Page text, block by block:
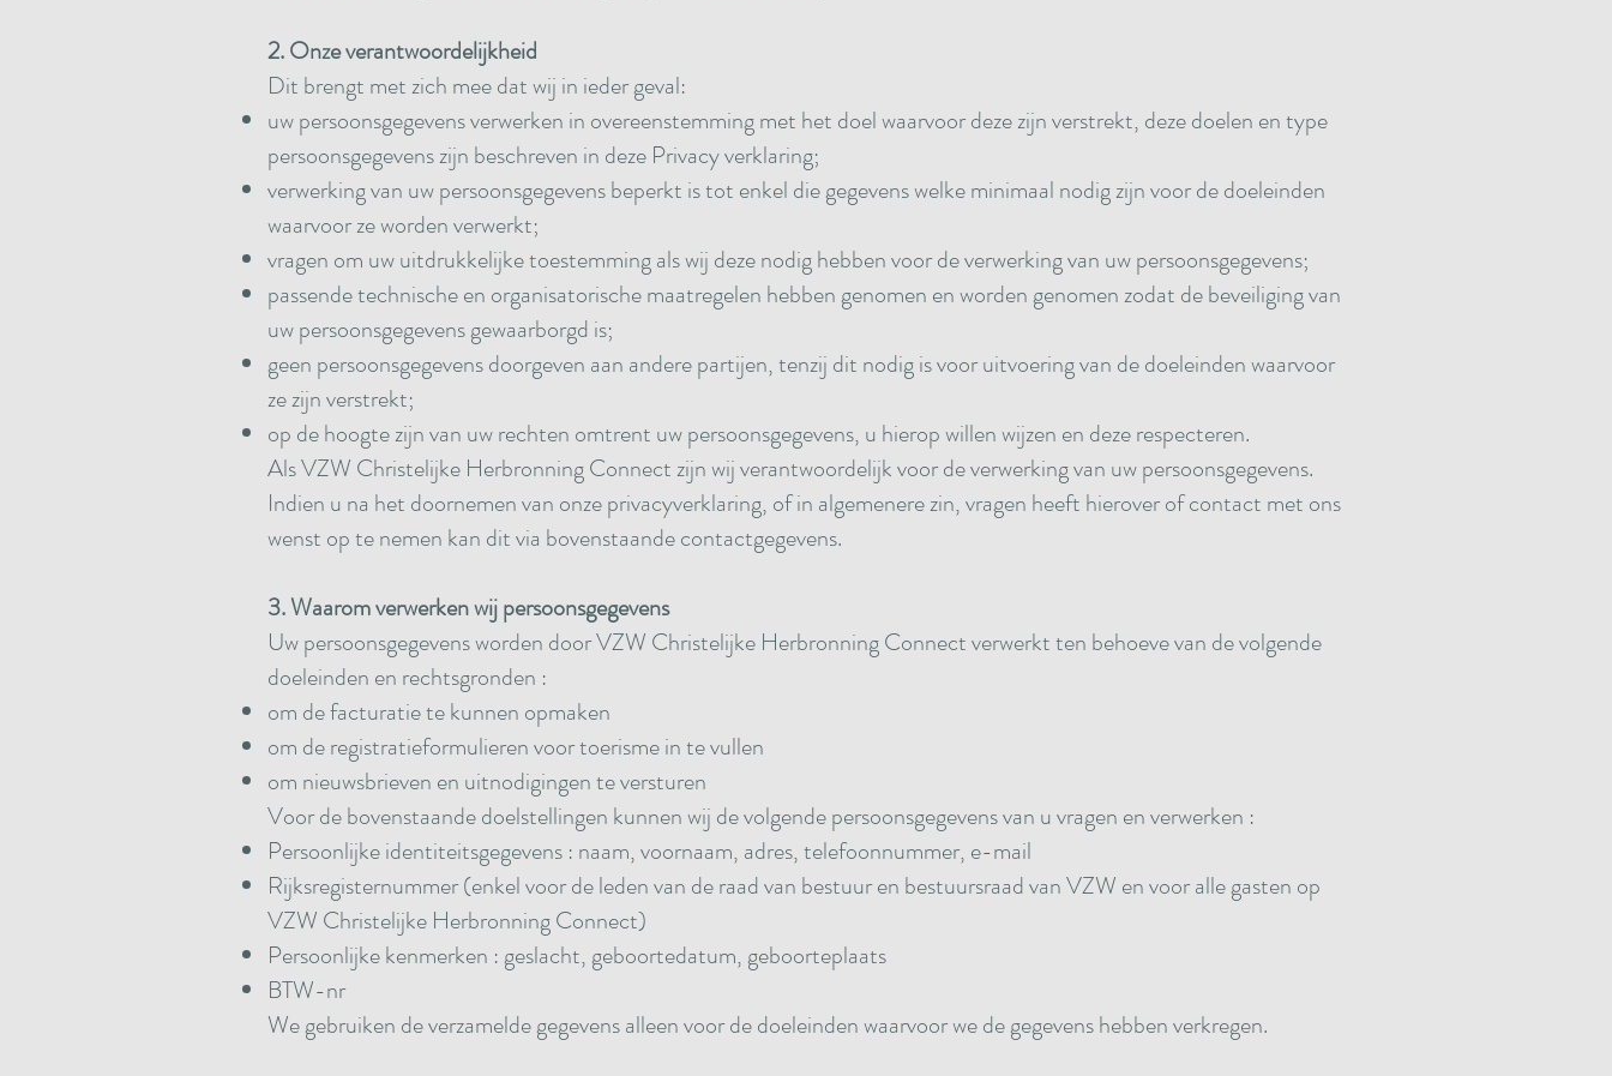
2. Onze verantwoordelijkheid
Dit brengt met zich mee dat wij in ieder geval:
uw persoonsgegevens verwerken in overeenstemming met het doel waarvoor deze zijn verstrekt, deze doelen en type
persoonsgegevens zijn beschreven in deze Privacy verklaring;
verwerking van uw persoonsgegevens beperkt is tot enkel die gegevens welke minimaal nodig zijn voor de doeleinden
waarvoor ze worden verwerkt;
vragen om uw uitdrukkelijke toestemming als wij deze nodig hebben voor de verwerking van uw persoonsgegevens;
passende technische en organisatorische maatregelen hebben genomen en worden genomen zodat de beveiliging van
uw persoonsgegevens gewaarborgd is;
geen persoonsgegevens doorgeven aan andere partijen, tenzij dit nodig is voor uitvoering van de doeleinden waarvoor
ze zijn verstrekt;
op de hoogte zijn van uw rechten omtrent uw persoonsgegevens, u hierop willen wijzen en deze respecteren.
Als VZW Christelijke Herbronning Connect zijn wij verantwoordelijk voor de verwerking van uw persoonsgegevens.
Indien u na het doornemen van onze privacyverklaring, of in algemenere zin, vragen heeft hierover of contact met ons
wenst op te nemen kan dit via bovenstaande contactgegevens.
3. Waarom verwerken wij persoonsgegevens
Uw persoonsgegevens worden door VZW Christelijke Herbronning Connect verwerkt ten behoeve van de volgende
doeleinden en rechtsgronden :
om de facturatie te kunnen opmaken
om de registratieformulieren voor toerisme in te vullen
om nieuwsbrieven en uitnodigingen te versturen
Voor de bovenstaande doelstellingen kunnen wij de volgende persoonsgegevens van u vragen en verwerken :
Persoonlijke identiteitsgegevens : naam, voornaam, adres, telefoonnummer, e-mail
Rijksregisternummer (enkel voor de leden van de raad van bestuur en bestuursraad van VZW en voor alle gasten op
VZW Christelijke Herbronning Connect)
Persoonlijke kenmerken : geslacht, geboortedatum, geboorteplaats
BTW-nr
We gebruiken de verzamelde gegevens alleen voor de doeleinden waarvoor we de gegevens hebben verkregen.